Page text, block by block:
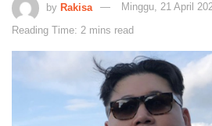
by Rakisa
Minggu, 21 April
Reading Time: 2 mins read